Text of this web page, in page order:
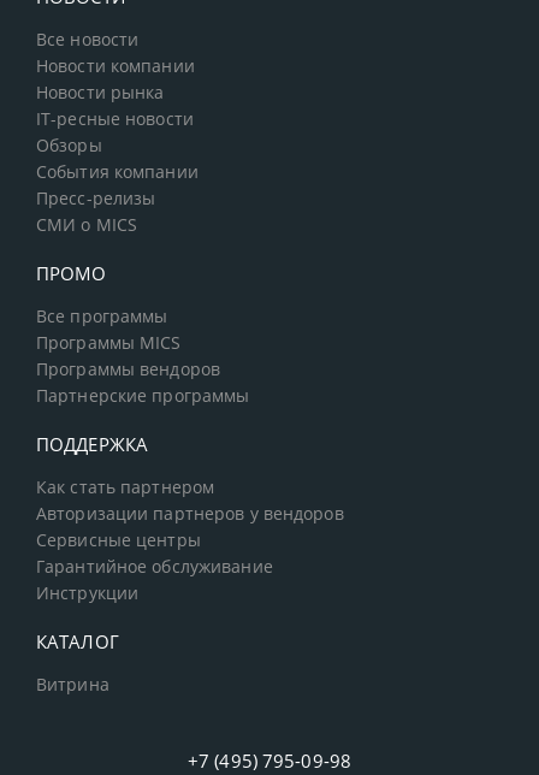
Все новости
Новости компании
Новости рынка
IT-ресные новости
Обзоры
События компании
Пресс-релизы
СМИ о MICS
ПРОМО
Все программы
Программы MICS
Программы вендоров
Партнерские программы
ПОДДЕРЖКА
Как стать партнером
Авторизации партнеров у вендоров
Сервисные центры
Гарантийное обслуживание
Инструкции
КАТАЛОГ
Витрина
+7 (495) 795-09-98